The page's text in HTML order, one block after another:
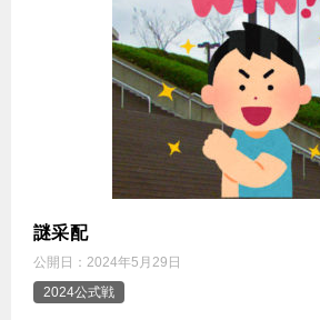
謎采配
公開日： 2024年5月29日
2024公式戦